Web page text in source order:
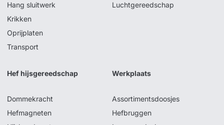
Hang sluitwerk
Krikken
Oprijplaten
Transport
Luchtgereedschap
Hef hijsgereedschap
Dommekracht
Hefmagneten
Werkplaats
Assortimentsdoosjes
Hefbruggen